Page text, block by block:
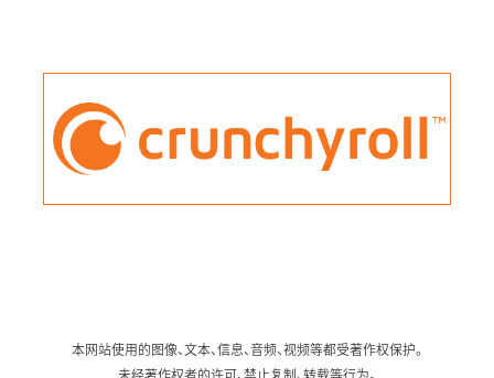
本网站使用的图像、文本、信息、音频、视频等都受著作权保护。